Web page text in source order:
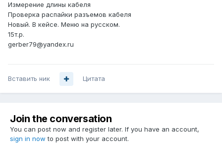
Измерение длины кабеля
Проверка распайки разъемов кабеля
Новый. В кейсе. Меню на русском.
15т.р.
gerber79@yandex.ru
Вставить ник Цитата
Join the conversation
You can post now and register later. If you have an account,
sign in now to post with your account.